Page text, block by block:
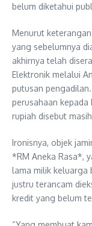
belum diketahui
Menurut
yang sebelumnya
akhirnya telah
Elektronik melalui
putusan
perusahaan kepada
rupiah disebut
Ironisnya, objek
*RM Aneka Rasa*,
lama milik keluarga
justru terancam
kredit yang belum